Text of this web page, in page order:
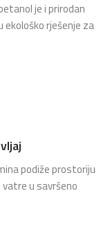
je i prirodan
ekološko rješenje za
podiže prostoriju
vatre u savršeno